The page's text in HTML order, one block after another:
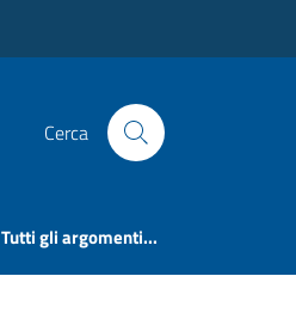
Cerca
Tutti gli argomenti...